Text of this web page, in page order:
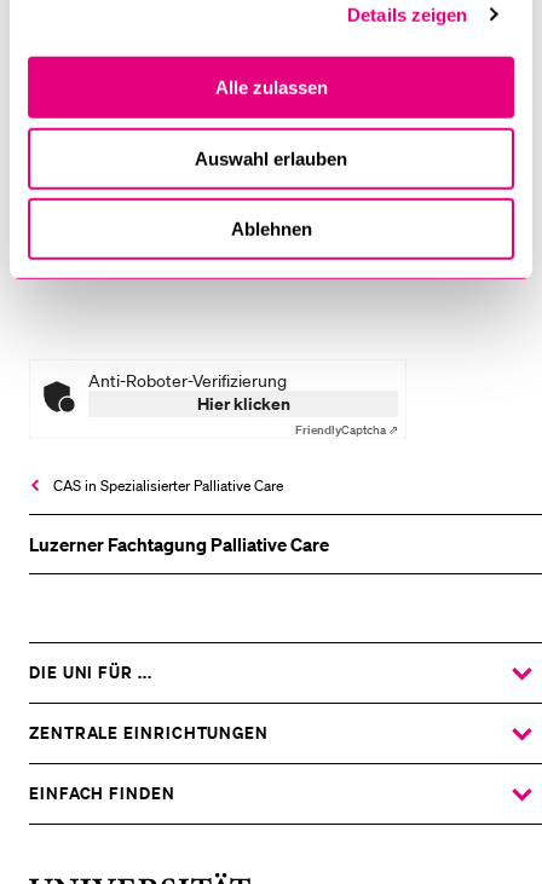
Details zeigen
Alle zulassen
Auswahl erlauben
Ablehnen
CAS in Spezialisierter Palliative Care
Luzerner Fachtagung Palliative Care
Anti-Roboter-Verifizierung
Hier klicken
FriendlyCaptcha ⇗
DIE UNI FÜR ...
ZEIGE
DAS
UNTERMENÜ
ZENTRALE EINRICHTUNGEN
ZEIGE
DAS
UNTERMENÜ
EINFACH FINDEN
ZEIGE
DAS